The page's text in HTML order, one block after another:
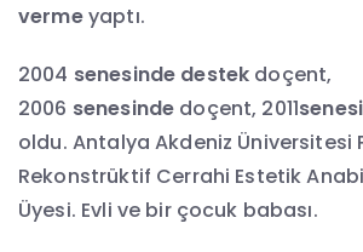
vermeyaptı.
2004 senesinde destek doçent,
2006 senesinde doçent, 2011
oldu. Antalya Akdeniz Üniversitesi
Rekonstrüktif Cerrahi Estetik
Üyesi. Evli ve bir çocuk babası.